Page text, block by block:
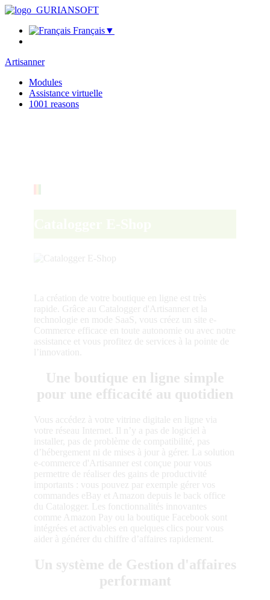
Français▼
Artisanner
Modules
Assistance virtuelle
1001 reasons
La création de votre boutique en ligne est très
rapide. Grâce au Catalogger d'Artisanner et la
technologie en mode SaaS, vous créez un site e-
Commerce efficace en toute autonomie ou avec notre
assistance et vous profitez de services à la pointe de
l’innovation.
Une boutique en ligne simple
pour une efficacité au quotidien
Vous accédez à votre vitrine digitale en ligne via
votre réseau Internet. Il n’y a pas de logiciel à
installer, pas de problème de compatibilité, pas
d’hébergement ni de mises à jour à gérer. La solution
e-commerce d'Artisanner est conçue pour vous
permettre de réaliser des gains de productivité
importants : vous pouvez par exemple gérer vos
commandes eBay et Amazon depuis le back office
du Catalogger. Les fonctionnalités innovantes
comme Amazon Pay ou la boutique Facebook sont
intégrées et activables en quelques clics pour vous
aider à générer du chiffre d’affaires rapidement.
Un système de Gestion d'affaires
performant